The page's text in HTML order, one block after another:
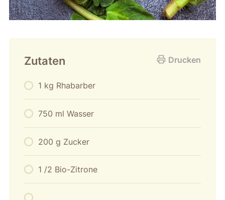
Drucken
Zutaten
1 kg Rhabarber
750 ml Wasser
200 g Zucker
1 /2 Bio-Zitrone